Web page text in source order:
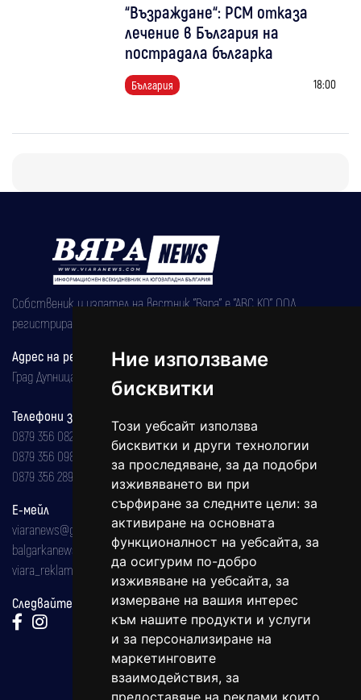
Ние използваме
бисквитки
Този уебсайт използва
бисквитки и други технологии
за проследяване, за да подобри
изживяването ви при
сърфиране за следните цели: за
активиране на основната
функционалност на уебсайта, за
да осигурим по-добро
изживяване на уебсайта, за
измерване на вашия интерес
към нашите продукти и услуги
и за персонализиране на
маркетинговите
взаимодействия, за
предоставяне на реклами които
“Възраждане“: РСМ отказа
лечение в България на
пострадала българка
България 18:00
Собственик и издател на вестник "Вяра" е "АВС КО" ООД,
регистрирана на 08.05.2002 година.
Адрес на редакцията
Град Дупница, ул.''Христо Ботев" 43
Телефони за реклама и абонаменти
0879 356 082
0879 356 098
0879 356 289
Е-мейл
viaranews@gmail.com
balgarkanews@gmail.com
viara_reklama@mail.bg
Следвайте ни: